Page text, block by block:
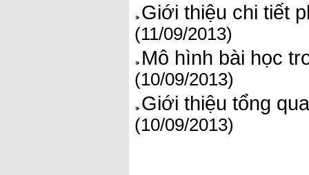
Giới thiệu chi tiết
(11/09/2013)
Mô hình bài học
(10/09/2013)
Giới thiệu tổng
(10/09/2013)